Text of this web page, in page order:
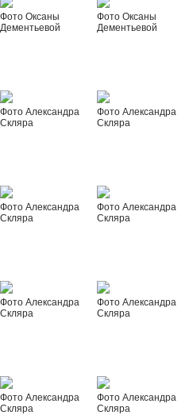
Фото Оксаны
Дементьевой
Фото Оксаны
Дементьевой
Фото Александра
Скляра
Фото Александра
Скляра
Фото Александра
Скляра
Фото Александра
Скляра
Фото Александра
Скляра
Фото Александра
Скляра
Фото Александра
Скляра
Фото Александра
Скляра